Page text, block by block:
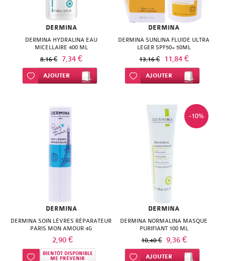
QUINTON
SANTE
VERTE
PRANAROM
SOLGAR
DERMINA
DERMINA HYDRALINA EAU
MICELLAIRE 400 ML
8,16 € 7,34 €
Ajouter à ma liste d’envie
AJOUTER
DERMINA
DERMINA SUNLINA FLUIDE ULTRA
LEGER SPF50+ 50ML
13,16 € 11,84 €
Ajouter à ma liste d’envie
AJOUTER
DERMINA
DERMINA SOIN LÈVRES RÉPARATEUR
PARIS MON AMOUR 4G
2,90 €
Ajouter à ma liste d’envie
BIENTÔT DISPONIBLE
ME PRÉVENIR
-10%
DERMINA
DERMINA NORMALINA MASQUE
PURIFIANT 100 ML
10,40 € 9,36 €
Ajouter à ma liste d’envie
AJOUTER